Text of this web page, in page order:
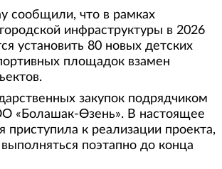
сообщили, что в рамках
инфраструктуры в 2026
установить 80 новых детских
площадок взамен
закупок подрядчиком
«Болашак-Өзень». В настоящее
приступила к реализации проекта,
поэтапно до конца